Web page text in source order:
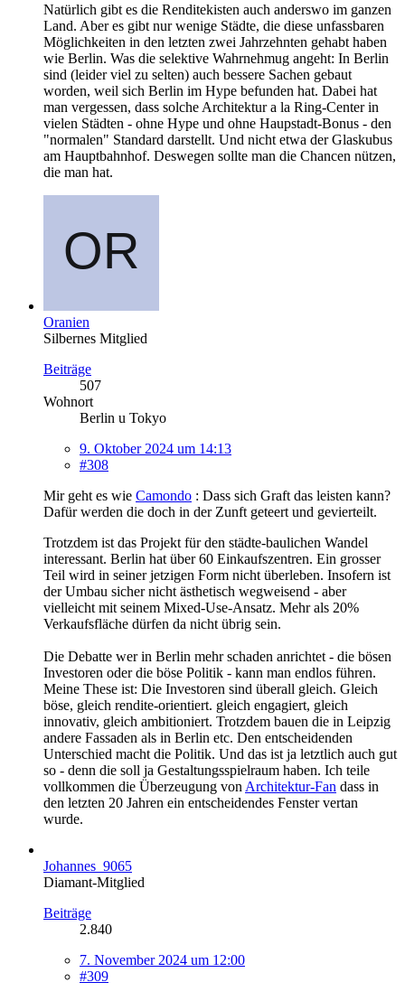
Natürlich gibt es die Renditekisten auch anderswo im ganzen
Land. Aber es gibt nur wenige Städte, die diese unfassbaren
Möglichkeiten in den letzten zwei Jahrzehnten gehabt haben
wie Berlin. Was die selektive Wahrnehmug angeht: In Berlin
sind (leider viel zu selten) auch bessere Sachen gebaut
worden, weil sich Berlin im Hype befunden hat. Dabei hat
man vergessen, dass solche Architektur a la Ring-Center in
vielen Städten - ohne Hype und ohne Haupstadt-Bonus - den
"normalen" Standard darstellt. Und nicht etwa der Glaskubus
am Hauptbahnhof. Deswegen sollte man die Chancen nützen,
die man hat.
Oranien
Silbernes Mitglied
Beiträge
507
Wohnort
Berlin u Tokyo
9. Oktober 2024 um 14:13
#308
Mir geht es wie Camondo : Dass sich Graft das leisten kann?
Dafür werden die doch in der Zunft geteert und gevierteilt.
Trotzdem ist das Projekt für den städte-baulichen Wandel
interessant. Berlin hat über 60 Einkaufszentren. Ein grosser
Teil wird in seiner jetzigen Form nicht überleben. Insofern ist
der Umbau sicher nicht ästhetisch wegweisend - aber
vielleicht mit seinem Mixed-Use-Ansatz. Mehr als 20%
Verkaufsfläche dürfen da nicht übrig sein.
Die Debatte wer in Berlin mehr schaden anrichtet - die bösen
Investoren oder die böse Politik - kann man endlos führen.
Meine These ist: Die Investoren sind überall gleich. Gleich
böse, gleich rendite-orientiert. gleich engagiert, gleich
innovativ, gleich ambitioniert. Trotzdem bauen die in Leipzig
andere Fassaden als in Berlin etc. Den entscheidenden
Unterschied macht die Politik. Und das ist ja letztlich auch gut
so - denn die soll ja Gestaltungsspielraum haben. Ich teile
vollkommen die Überzeugung von Architektur-Fan dass in
den letzten 20 Jahren ein entscheidendes Fenster vertan
wurde.
Johannes_9065
Diamant-Mitglied
Beiträge
2.840
7. November 2024 um 12:00
#309